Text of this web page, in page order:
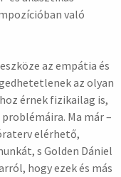
való
az empátia és
az olyan
érnek fizikailag is,
Ma már –
elérhető,
s Golden Dániel
hogy ezek és más